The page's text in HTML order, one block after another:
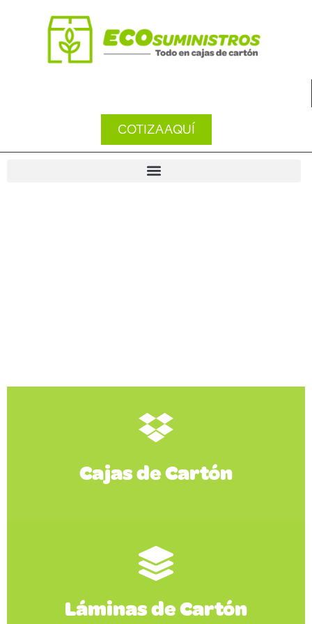
COTIZA AQUÍ
Cajas de Cartón
Cajas de Cartón
Ver Productos
Láminas de Cartón